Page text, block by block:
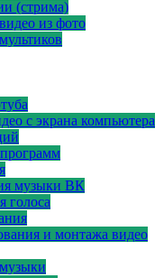
(стрима)
из фото
с экрана компьютера
музыки ВК
голоса
и монтажа видео